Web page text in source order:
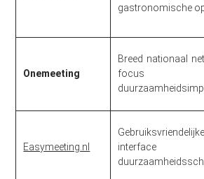
gastronomische
Onemeeting
Breed nationaal
focus
Easymeeting.nl
Gebruiksvriendelijke
interface